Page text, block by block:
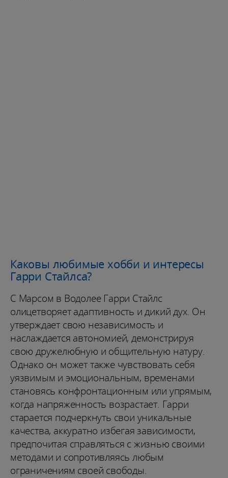
Каковы любимые хобби и интересы
Гарри Стайлса?
С Марсом в Водолее Гарри Стайлс
олицетворяет адаптивность и дикий дух. Он
утверждает свою независимость и
наслаждается автономией, демонстрируя
свою дружелюбную и общительную натуру.
Однако он может также чувствовать себя
уязвимым и эмоциональным, временами
становясь конфронтационным или упрямым,
когда напряженность возрастает. Гарри
старается подчеркнуть свои уникальные
качества, аккуратно избегая зависимости,
предпочитая справляться с жизнью своими
методами и сопротивляясь любым
ограничениям своей свободы.